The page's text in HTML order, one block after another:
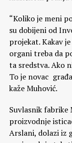
“Koliko je meni
su dobijeni od
projekat. Kakav
organi treba da
ta sredstva. Ako
To je novac
kaže Muhović.
Suvlasnik
proizvodnje
Arslani, dolazi iz